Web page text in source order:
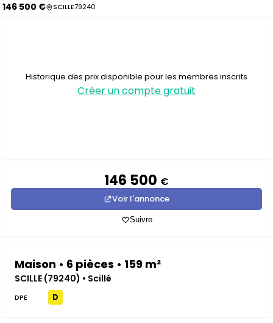
146 500 € SCILLE79240
Historique des prix disponible pour les membres inscrits
Créer un compte gratuit
146 500 €
Voir l'annonce
Suivre
Maison • 6 pièces • 159 m²
SCILLE (79240) • Scillé
DPE D